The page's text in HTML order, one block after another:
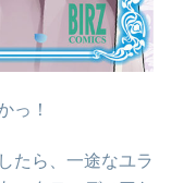
っ！
たら、一途なユラ